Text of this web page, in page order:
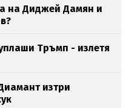
на Диджей Дамян и
Тръмп - излетя
изтри